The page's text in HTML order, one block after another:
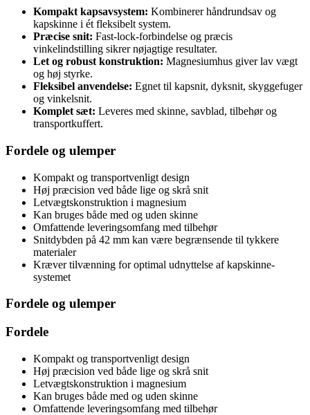
Kompakt kapsavsystem: Kombinerer håndrundsav og
kapskinne i ét fleksibelt system.
Præcise snit: Fast-lock-forbindelse og præcis
vinkelindstilling sikrer nøjagtige resultater.
Let og robust konstruktion: Magnesiumhus giver lav vægt
og høj styrke.
Fleksibel anvendelse: Egnet til kapsnit, dyksnit, skyggefuger
og vinkelsnit.
Komplet sæt: Leveres med skinne, savblad, tilbehør og
transportkuffert.
Fordele og ulemper
Kompakt og transportvenligt design
Høj præcision ved både lige og skrå snit
Letvægtskonstruktion i magnesium
Kan bruges både med og uden skinne
Omfattende leveringsomfang med tilbehør
Snitdybden på 42 mm kan være begrænsende til tykkere
materialer
Kræver tilvænning for optimal udnyttelse af kapskinne-
systemet
Fordele og ulemper
Fordele
Kompakt og transportvenligt design
Høj præcision ved både lige og skrå snit
Letvægtskonstruktion i magnesium
Kan bruges både med og uden skinne
Omfattende leveringsomfang med tilbehør